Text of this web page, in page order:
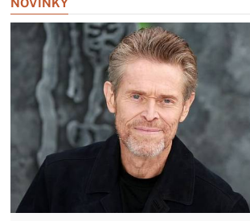
NOVINKY